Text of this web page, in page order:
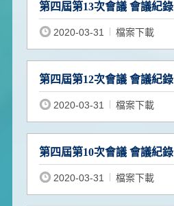
第四屆第13次會議 會議紀錄
2020-03-31 檔案下載
第四屆第12次會議 會議紀錄
2020-03-31 檔案下載
第四屆第10次會議 會議紀錄
2020-03-31 檔案下載